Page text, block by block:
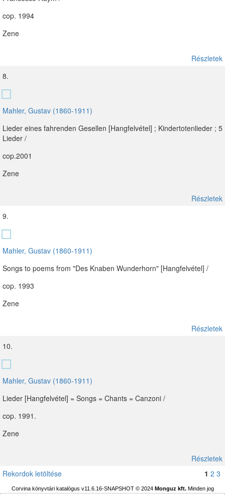
cop. 1994
Zene
Részletek
8.
Mahler, Gustav (1860-1911)
Lieder eines fahrenden Gesellen [Hangfelvétel] ; Kindertotenlieder ; 5
Lieder /
cop.2001
Zene
Részletek
9.
Mahler, Gustav (1860-1911)
Songs to poems from "Des Knaben Wunderhorn" [Hangfelvétel] /
cop. 1993
Zene
Részletek
10.
Mahler, Gustav (1860-1911)
Lieder [Hangfelvétel] = Songs = Chants = Canzoni /
cop. 1991.
Zene
Részletek
Rekordok letöltése
1 2 3
Corvina könyvtári katalógus v11.6.16-SNAPSHOT© 2024 Monguz kft.Minden jog